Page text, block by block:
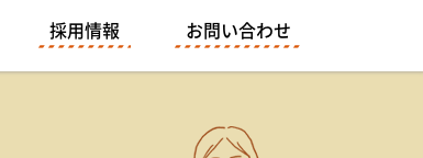
採用情報 お問い合わせ